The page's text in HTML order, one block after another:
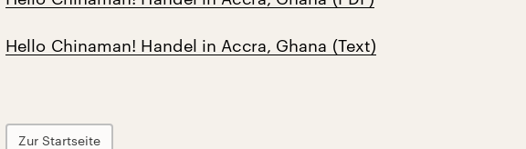
Hello Chinaman! Handel in Accra, Ghana (Text)
Zur Startseite